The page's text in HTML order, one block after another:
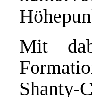
Mit
Shanty-